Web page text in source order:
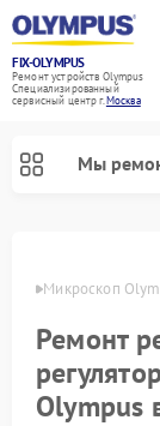
FIX-OLYMPUS
Ремонт устройств Olympus
Специализированный
cервисный центр г.Москва
Мы
Микроскоп
Ремонт
Olympus